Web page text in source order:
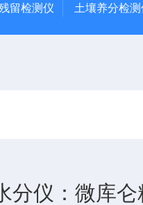
留检测仪 土壤养分检测
分仪：微库